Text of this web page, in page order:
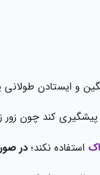
و ایستادن طولانی
کند چون زور
استفاده نکند؛در